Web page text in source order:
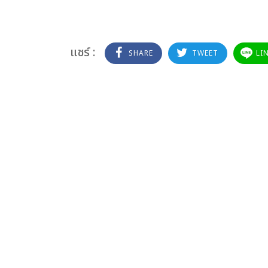
แชร์ : SHARE TWEET